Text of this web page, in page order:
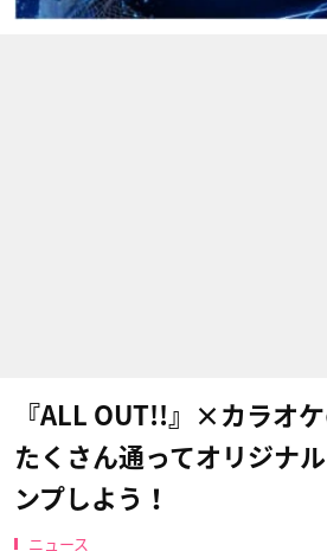
『ALL OUT!!』×カラオケ
たくさん通ってオリジナ
ンプしよう！
ニュース